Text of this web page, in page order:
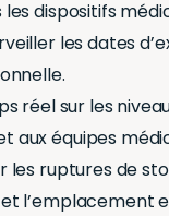
dispositifs
les dates
réel sur les
aux équipes
les ruptures de
l’emplacement